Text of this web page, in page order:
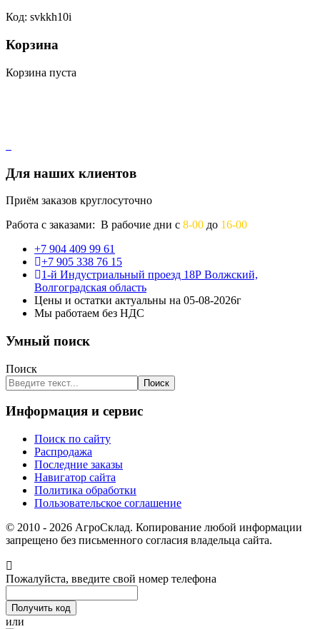
Код: svkkh10i
Корзина
Корзина пуста
Для наших клиентов
Приём заказов круглосуточно
Работа с заказами: В рабочие дни с 8-00 до 16-00
+7 904 409 99 61
+7 905 338 76 15
1-й Индустриальный проезд 18Р Волжский,
Волгоградская область
Цены и остатки актуальны на 05-08-2026г
Мы работаем без НДС
Умный поиск
Поиск
Поиск
Информация и сервис
Поиск по сайту
Распродажа
Последние заказы
Навигатор сайта
Политика обработки
Пользовательское соглашение
© 2010 - 2026 АгроСклад. Копирование любой информации
запрещено без письменного согласия владельца сайта.
Пожалуйста, введите свой номер телефона
или